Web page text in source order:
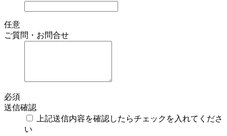
任意
ご質問・お問合せ
必須
送信確認
上記送信内容を確認したらチェックを入れてくださ
い